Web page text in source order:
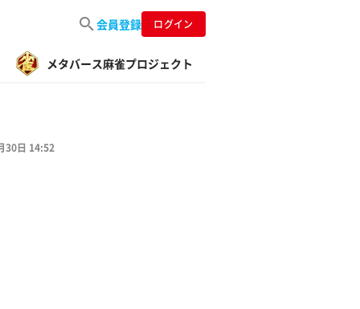
会員登録 ログイン
メタバース麻雀プロジェクト
30日 14:52